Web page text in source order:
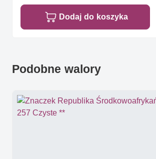
Dodaj do koszyka
Podobne walory